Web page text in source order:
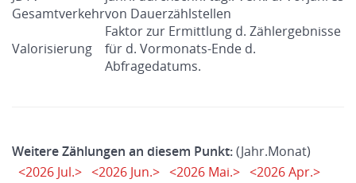
Gesamtverkehrvon Dauerzählstellen
Valorisierung
Faktor zur Ermittlung d. Zählergebnisse
für d. Vormonats-Ende d.
Abfragedatums.
Weitere Zählungen an diesem Punkt:(Jahr.Monat)
<2026 Jul.> <2026 Jun.> <2026 Mai.> <2026 Apr.>